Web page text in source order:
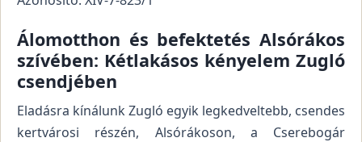
Álomotthon és befektetés Alsórákos
szívében: Kétlakásos kényelem Zugló
csendjében
Eladásra kínálunk Zugló egyik legkedveltebb, csendes
kertvárosi részén, Alsórákoson, a Cserebogár